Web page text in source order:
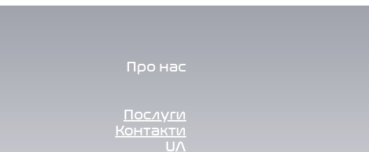
Про нас
Послуги
Контакти
UA